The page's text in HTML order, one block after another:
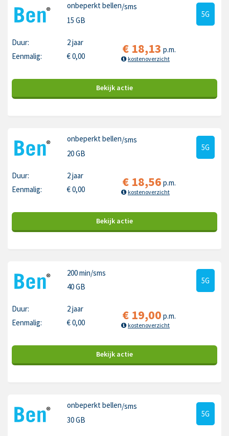
onbeperkt bellen/sms
15 GB
5G
Duur:
2 jaar
Eenmalig:
€0,00 € 18,13 p.m.
kostenoverzicht
Bekijk actie
onbeperkt bellen/sms
20 GB
5G
Duur:
2 jaar
Eenmalig:
€0,00 € 18,56 p.m.
kostenoverzicht
Bekijk actie
200 min/sms
40 GB
5G
Duur:
2 jaar
Eenmalig:
€0,00 € 19,00 p.m.
kostenoverzicht
Bekijk actie
onbeperkt bellen/sms
30 GB
5G